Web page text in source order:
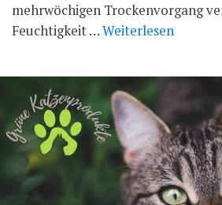
mehrwöchigen Trockenvorgang
Feuchtigkeit …Weiterlesen